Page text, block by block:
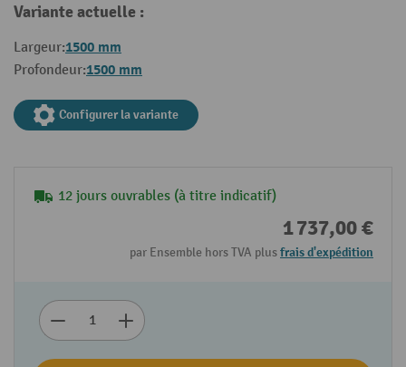
Variante actuelle :
Largeur:1500 mm
Profondeur:1500 mm
Configurer la variante
12 jours ouvrables (à titre indicatif)
1 737,00 €
par Ensemble hors TVA plusfrais d'expédition